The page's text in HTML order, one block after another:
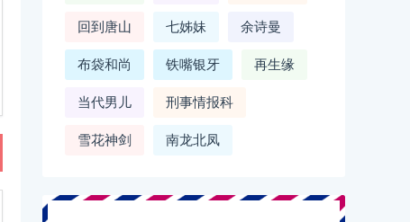
回到唐山 七姊妹 余诗曼
布袋和尚 铁嘴银牙 再生缘
当代男儿 刑事情报科
雪花神剑 南龙北凤